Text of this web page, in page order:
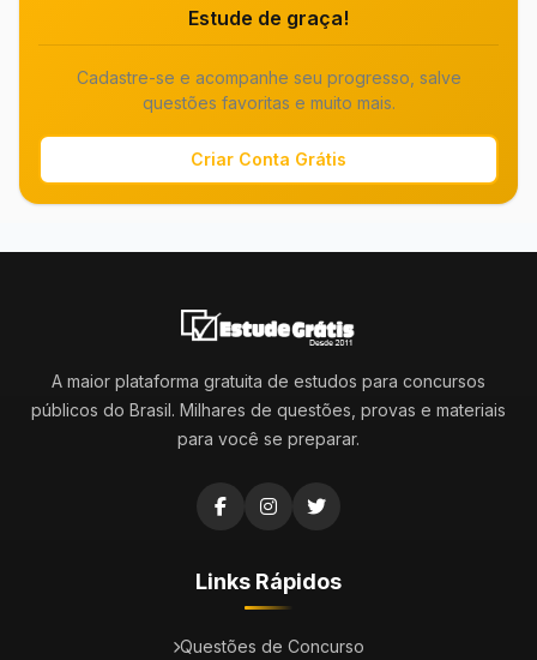
Estude de graça!
Cadastre-se e acompanhe seu progresso, salve
questões favoritas e muito mais.
Criar Conta Grátis
A maior plataforma gratuita de estudos para concursos
públicos do Brasil. Milhares de questões, provas e materiais
para você se preparar.
Links Rápidos
Questões de Concurso